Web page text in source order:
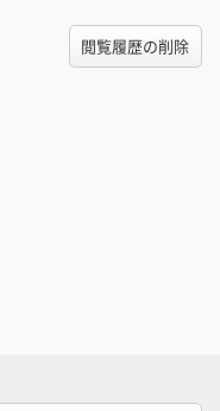
閲覧履歴の削除